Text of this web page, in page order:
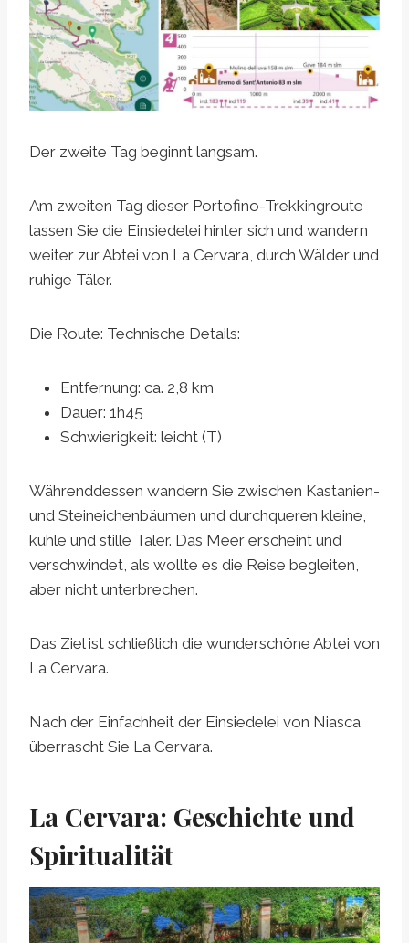
Der zweite Tag beginnt langsam.
Am zweiten Tag dieser Portofino-Trekkingroute
lassen Sie die Einsiedelei hinter sich und wandern
weiter zur Abtei von La Cervara, durch Wälder und
ruhige Täler.
Die Route: Technische Details:
Entfernung: ca. 2,8 km
Dauer: 1h45
Schwierigkeit: leicht (T)
Währenddessen wandern Sie zwischen Kastanien-
und Steineichenbäumen und durchqueren kleine,
kühle und stille Täler. Das Meer erscheint und
verschwindet, als wollte es die Reise begleiten,
aber nicht unterbrechen.
Das Ziel ist schließlich die wunderschöne Abtei von
La Cervara.
Nach der Einfachheit der Einsiedelei von Niasca
überrascht Sie La Cervara.
La Cervara: Geschichte und
Spiritualität